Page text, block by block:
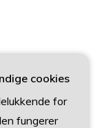
cookies
for
fungerer